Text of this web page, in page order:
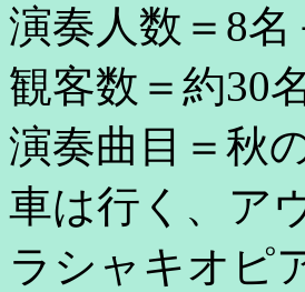
演奏人数＝8
観客数＝約30
演奏曲目＝秋
車は行く、ア
ラシャキオピ